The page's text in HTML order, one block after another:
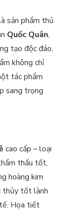
sản phẩm thủ
Quốc Quân,
tạo độc đáo.
không chỉ
tác phẩm
sang trọng
cao cấp – loại
thấu tốt,
hoàng kim
thủy tốt lành
Họa tiết